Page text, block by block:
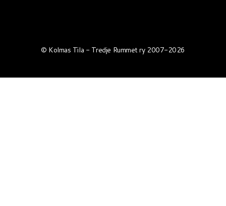
© Kolmas Tila - Tredje Rummet ry 2007-2026